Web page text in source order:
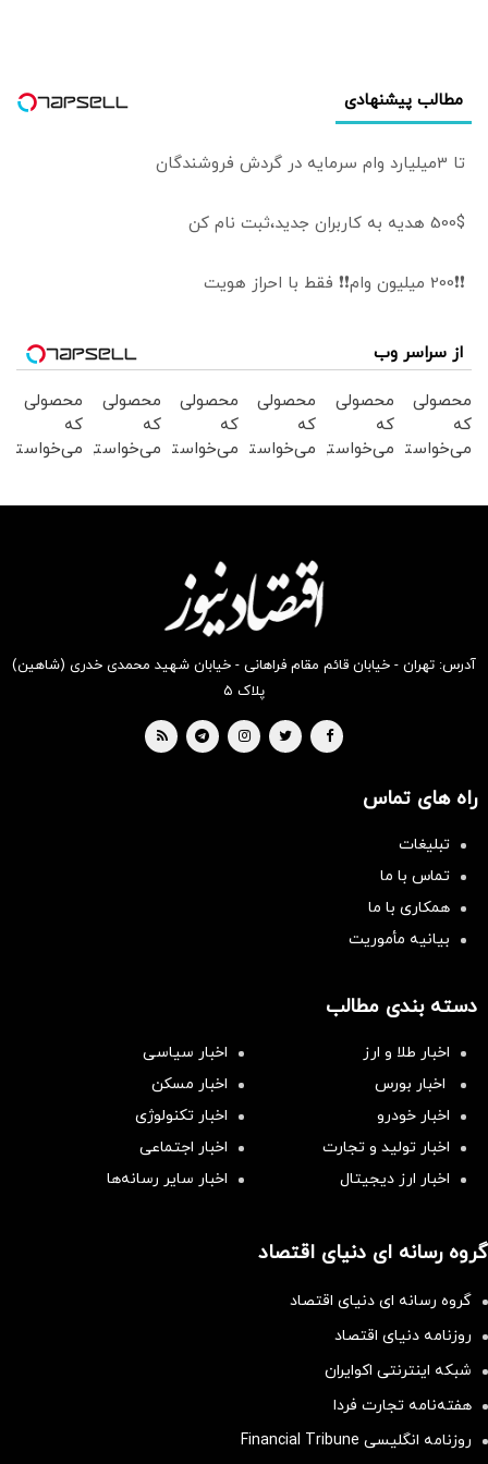
مطالب پیشنهادی
تا 3میلیارد وام سرمایه در گردش فروشندگان
500$ هدیه به کاربران جدید،ثبت نام کن
❗❗200 میلیون وام❗❗ فقط با احراز هویت
از سراسر وب
محصولی
که
می‌خواستی
محصولی
که
می‌خواستی
محصولی
که
می‌خواستی
بخر !
محصولی
که
می‌خواستی
بخر !
محصولی
که
می‌خواستی
محصولی
که
می‌خواستی
آدرس: تهران - خیابان قائم مقام فراهانی - خیابان شهید محمدی خدری (شاهین)
پلاک ۵
راه های تماس
تبلیغات
تماس با ما
همکاری با ما
بیانیه مأموریت
دسته بندی مطالب
اخبار طلا و ارز
اخبار سیاسی
اخبار بورس
اخبار مسکن
اخبار خودرو
اخبار تکنولوژی
اخبار تولید و تجارت
اخبار اجتماعی
اخبار ارز دیجیتال
اخبار سایر رسانه‌‌ها
گروه رسانه ای دنیای اقتصاد
گروه رسانه ای دنیای اقتصاد
روزنامه دنیای اقتصاد
شبکه اینترنتی اکوایران
هفته‌نامه تجارت فردا
روزنامه انگلیسی Financial Tribune